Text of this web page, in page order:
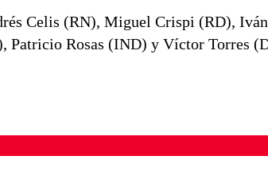
Celis (RN), Miguel Crispi (RD),
Patricio Rosas (IND) y Víctor Torres